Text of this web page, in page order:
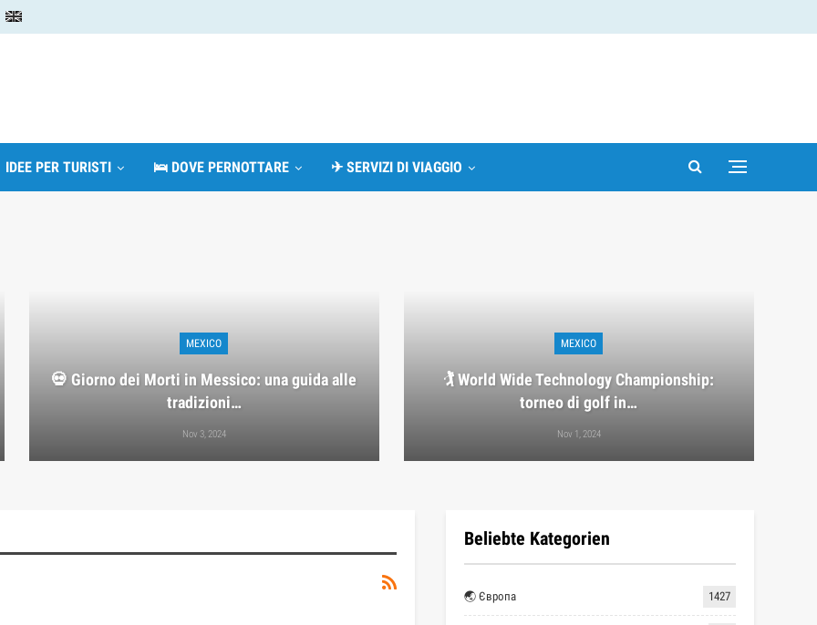
IDEE PER TURISTI 🛌 DOVE PERNOTTARE ✈ SERVIZI DI VIAGGIO
MEXICO
💀 Giorno dei Morti in Messico: una guida alle
tradizioni…
Nov 3, 2024
MEXICO
🏌️ World Wide Technology Championship:
torneo di golf in…
Nov 1, 2024
Beliebte Kategorien
🌏 Європа 1427